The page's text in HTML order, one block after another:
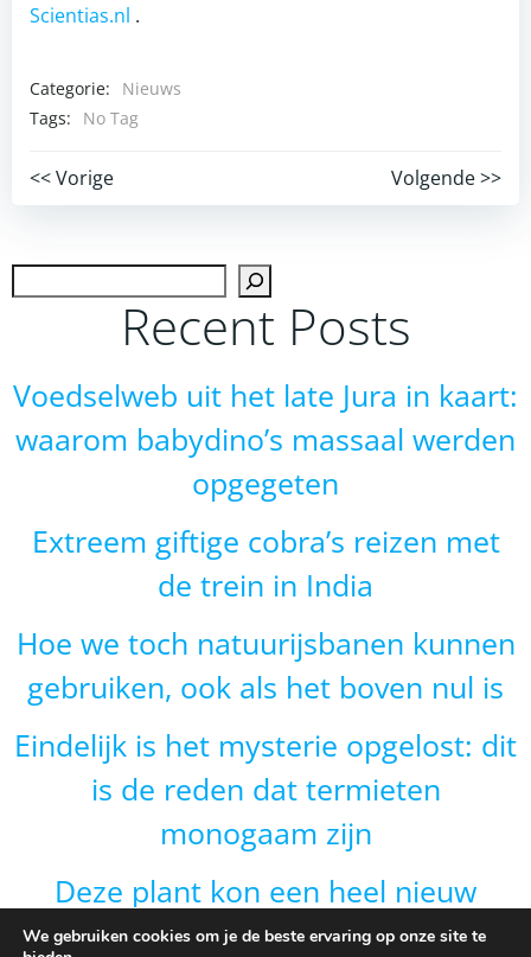
Scientias.nl .
Categorie:
Nieuws
Tags:
No Tag
Post
navigation
<< Vorige
Post
navigation
Volgende >>
Recent Posts
Voedselweb uit het late Jura in kaart:
waarom babydino’s massaal werden
opgegeten
Extreem giftige cobra’s reizen met
de trein in India
Hoe we toch natuurijsbanen kunnen
gebruiken, ook als het boven nul is
Eindelijk is het mysterie opgelost: dit
is de reden dat termieten
monogaam zijn
Deze plant kon een heel nieuw
gebied veroveren door van vorm te
We gebruiken cookies om je de beste ervaring op onze site te